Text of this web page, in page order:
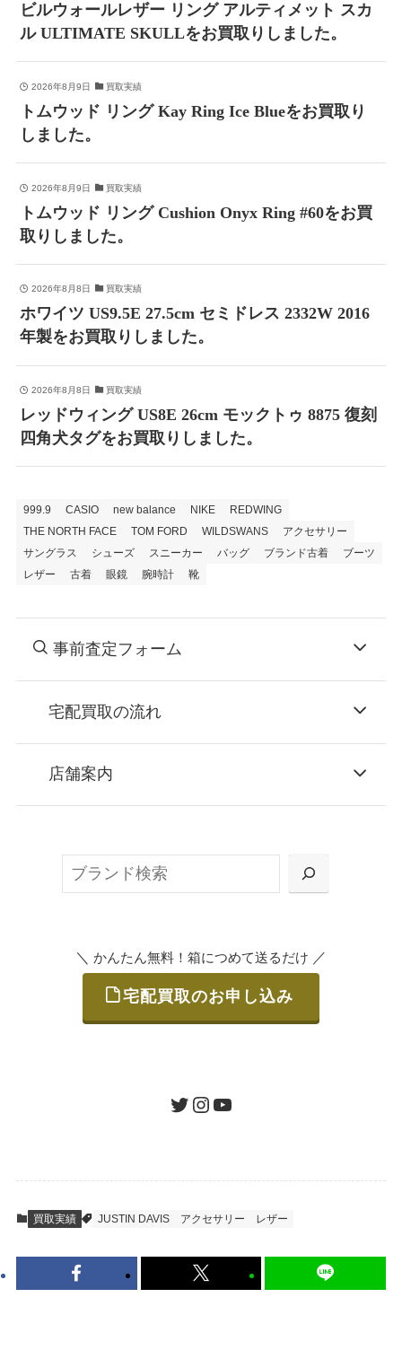
ビルウォールレザー リング アルティメット スカ
ル ULTIMATE SKULLをお買取りしました。
2026年8月9日 買取実績
トムウッド リング Kay Ring Ice Blueをお買取り
しました。
2026年8月9日 買取実績
トムウッド リング Cushion Onyx Ring #60をお買
取りしました。
2026年8月8日 買取実績
ホワイツ US9.5E 27.5cm セミドレス 2332W 2016
年製をお買取りしました。
2026年8月8日 買取実績
レッドウィング US8E 26cm モックトゥ 8875 復刻
四角犬タグをお買取りしました。
999.9 CASIO new balance NIKE
REDWING
THE NORTH FACE
TOM FORD WILDSWANS
アクセサリー
サングラス
シューズ スニーカー バッグ ブランド古着
ブーツ
レザー
古着 眼鏡 腕時計 靴
事前査定フォーム
宅配買取の流れ
お申込み
または梱包材不要の「集荷申込」からお選び
ご発送
査定結果のご承認 / 入金
到着即日に査定いたします。買取金額にご納
得いただければ、最短即日の入金が可能で
店舗案内
＼ かんたん無料！箱につめて送るだけ ／
宅配買取のお申し込み
ツイッターインスタグラムユーチューブ
買取実績 JUSTIN DAVIS アクセサリー レザー